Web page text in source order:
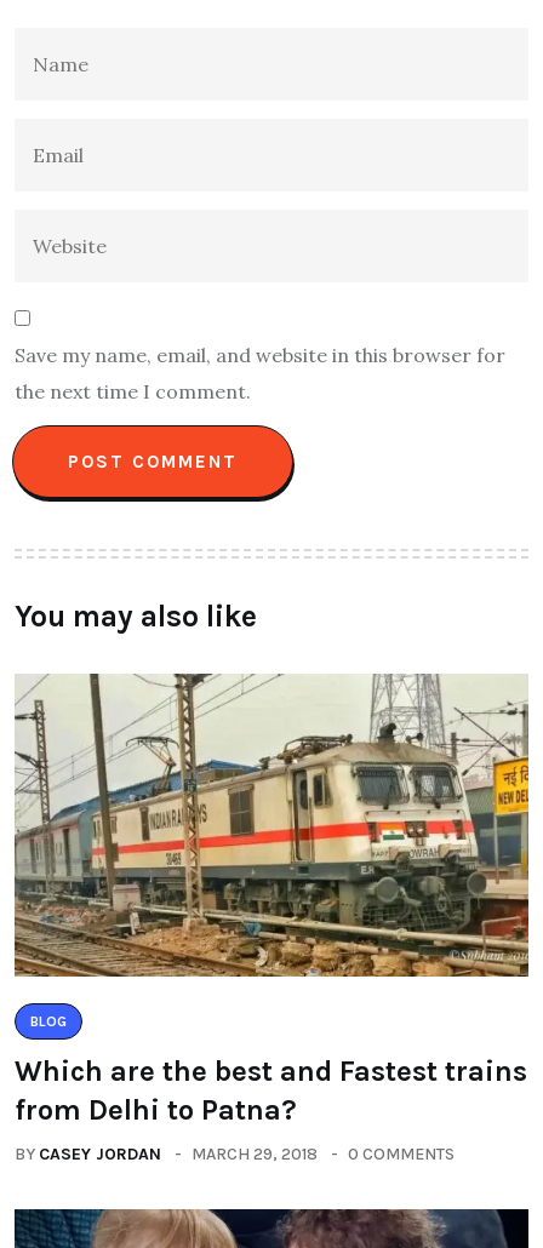
Save my name, email, and website in this browser for
the next time I comment.
You may also like
BLOG
Which are the best and Fastest trains
from Delhi to Patna?
BY CASEY JORDAN MARCH 29, 2018 0 COMMENTS